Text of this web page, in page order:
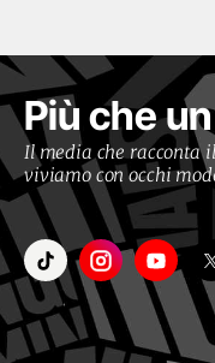
Più che
Il media che racconta
viviamo con occhi